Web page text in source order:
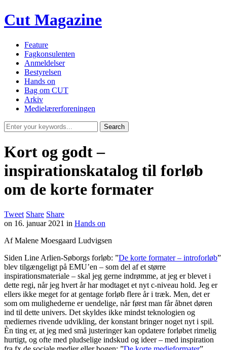
Cut Magazine
Feature
Fagkonsulenten
Anmeldelser
Bestyrelsen
Hands on
Bag om CUT
Arkiv
Medielærerforeningen
Kort og godt –
inspirationskatalog til forløb
om de korte formater
Tweet Share Share
on 16. januar 2021 in Hands on
Af Malene Moesgaard Ludvigsen
Siden Line Arlien-Søborgs forløb: ”De korte formater – introforløb”
blev tilgængeligt på EMU’en – som del af et større
inspirationsmateriale – skal jeg gerne indrømme, at jeg er blevet i
dette regi, når jeg hvert år har modtaget et nyt c-niveau hold. Jeg er
ellers ikke meget for at gentage forløb flere år i træk. Men, det er
som om mulighederne er uendelige, når først man får åbnet døren
ind til dette univers. Det skyldes ikke mindst teknologien og
mediernes rivende udvikling, der konstant bringer noget nyt i spil.
Èn ting er, at jeg med små justeringer kan opdatere forløbet rimelig
hurtigt, og ofte med pludselige indskud og ideer – med inspiration